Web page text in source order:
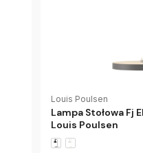
Louis Poulsen
Lampa Stołowa Fj
Louis Poulsen